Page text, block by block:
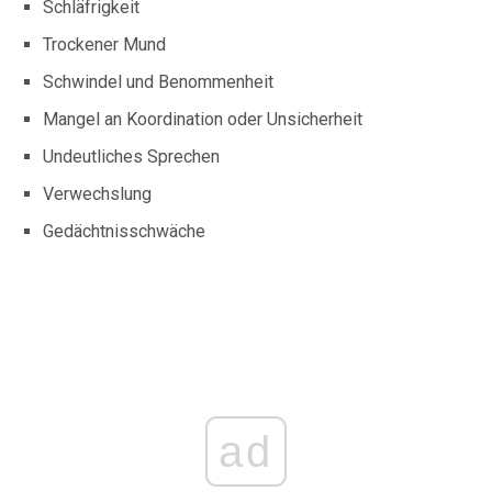
Schläfrigkeit
Trockener Mund
Schwindel und Benommenheit
Mangel an Koordination oder Unsicherheit
Undeutliches Sprechen
Verwechslung
Gedächtnisschwäche
ad